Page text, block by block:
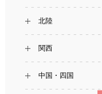
北陸
関西
中国・四国